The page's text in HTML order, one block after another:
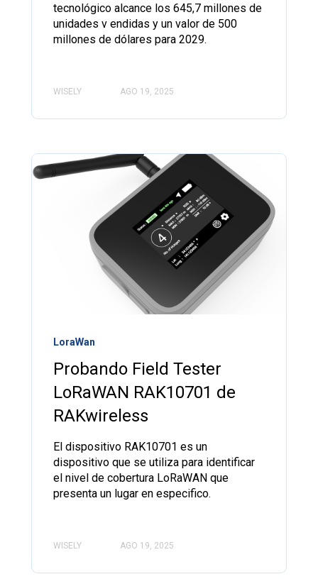
tecnológico alcance los 645,7 millones de
unidades v endidas y un valor de 500
millones de dólares para 2029.
WISELY AGO 19, 2025
LoraWan
Probando Field Tester
LoRaWAN RAK10701 de
RAKwireless
El dispositivo RAK10701 es un
dispositivo que se utiliza para identificar
el nivel de cobertura LoRaWAN que
presenta un lugar en especifico.
WISELY AGO 19, 2025